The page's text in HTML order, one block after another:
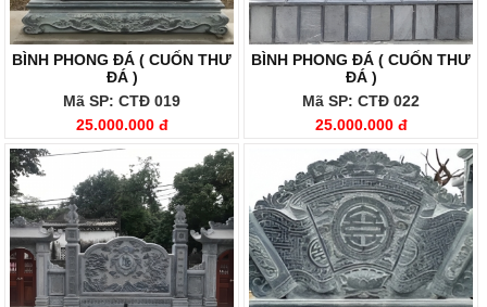
BÌNH PHONG ĐÁ ( CUỐN THƯ
ĐÁ )
Mã SP: CTĐ 019
25.000.000 đ
BÌNH PHONG ĐÁ ( CUỐN THƯ
ĐÁ )
Mã SP: CTĐ 022
25.000.000 đ